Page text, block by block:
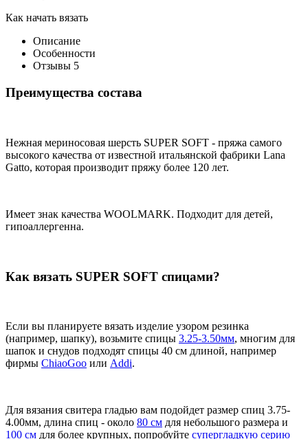
Как начать вязать
Описание
Особенности
Отзывы 5
Преимущества состава
Нежная мериносовая шерсть SUPER SOFT - пряжа самого
высокого качества от известной итальянской фабрики Lana
Gatto, которая производит пряжу более 120 лет.
Имеет знак качества WOOLMARK. Подходит для детей,
гипоаллергенна.
Как вязать SUPER SOFT спицами?
Если вы планируете вязать изделие узором резинка
(например, шапку), возьмите спицы 3.25-3.50мм, многим для
шапок и снудов подходят спицы 40 см длиной, например
фирмы ChiaoGoo или Addi.
Для вязания свитера гладью вам подойдет размер спиц 3.75-
4.00мм, длина спиц - около 80 см для небольшого размера и
100 см для более крупных, попробуйте супергладкую серию